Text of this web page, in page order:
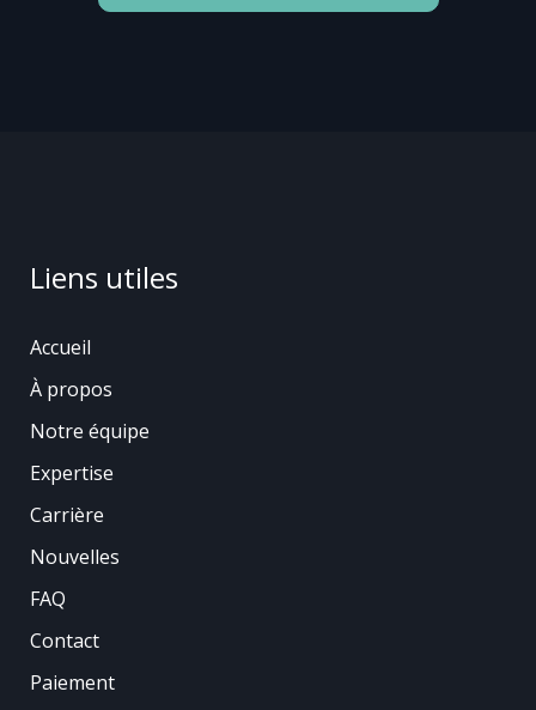
Liens utiles
Accueil
À propos
Notre équipe
Expertise
Carrière
Nouvelles
FAQ
Contact
Paiement